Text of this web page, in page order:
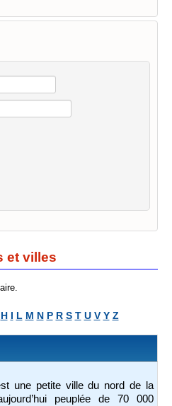
et villes
H I L M N P R S T U V Y Z
une petite ville du nord de la
peuplée de 70 000